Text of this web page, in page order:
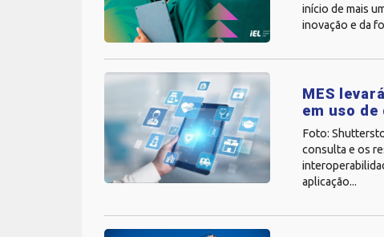
início de mais
inovação e da
MES
em uso de
Foto:
consulta e os
aplicação...